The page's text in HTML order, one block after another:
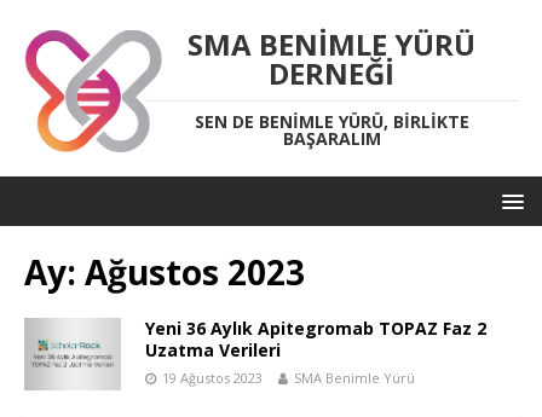
SMA BENIMLE YÜRÜ
DERNEĞI
SEN DE BENIMLE YÜRÜ, BIRLIKTE
BAŞARALIM
Ay: Ağustos 2023
Yeni 36 Aylık Apitegromab TOPAZ Faz 2
Uzatma Verileri
19 Ağustos 2023 SMA Benimle Yürü